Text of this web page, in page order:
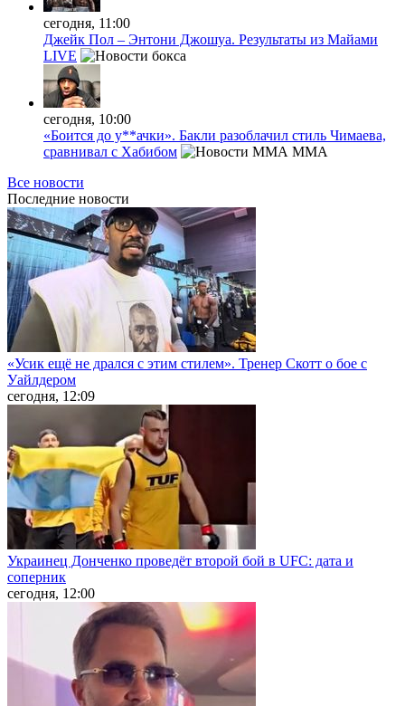
сегодня, 11:00
Джейк Пол – Энтони Джошуа. Результаты из Майами
LIVE
сегодня, 10:00
«Боится до у**ачки». Бакли разоблачил стиль Чимаева,
сравнивал с Хабибом
MMA
Все новости
Последние новости
«Усик ещё не дрался с этим стилем». Тренер Скотт о бое с
Уайлдером
сегодня, 12:09
Украинец Донченко проведёт второй бой в UFC: дата и
соперник
сегодня, 12:00